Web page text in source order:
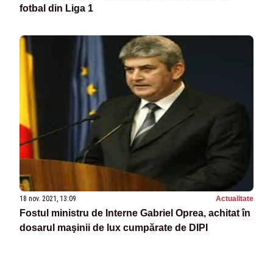
fotbal din Liga 1
18 nov. 2021, 13:09 Actualitate
Fostul ministru de Interne Gabriel Oprea, achitat în
dosarul maşinii de lux cumpărate de DIPI